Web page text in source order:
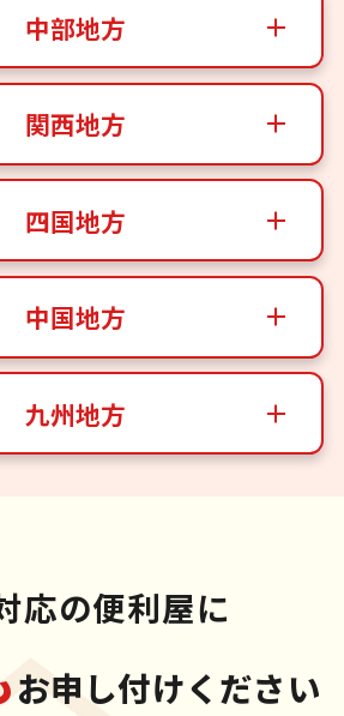
中部地方
関西地方
四国地方
中国地方
九州地方
応の便利屋に
お申し付けください